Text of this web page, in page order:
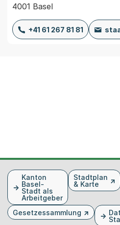
4001 Basel
+41 61 267 81 81
FusszeileKanton
Basel-
Stadt als
Arbeitgeber
Stadtplan
& Karte
Gesetzessammlung